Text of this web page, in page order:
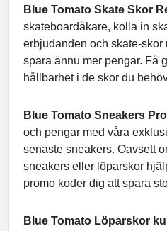
Blue Tomato Skate Skor
skateboardåkare, kolla in
erbjudanden och skate-skor
spara ännu mer pengar. Få
hållbarhet i de skor du
Blue Tomato Sneakers
och pengar med våra
senaste sneakers. Oavsett
sneakers eller löparskor
promo koder dig att spara
Blue Tomato Löparskor